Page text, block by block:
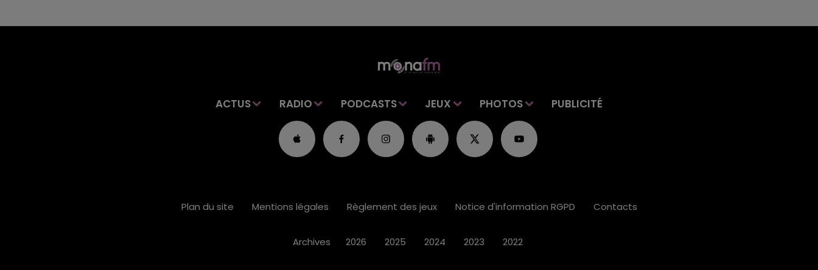
ACTUS RADIO PODCASTS JEUX PHOTOS PUBLICITÉ
Plan du site Mentions légales Règlement des jeux Notice d'information RGPD Contacts
Archives 2026 2025 2024 2023 2022